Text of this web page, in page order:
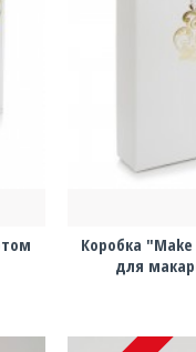
Коробка
для